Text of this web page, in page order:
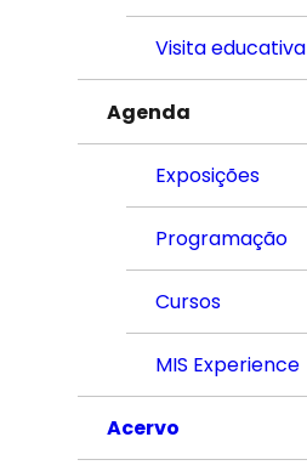
Visita educativa
Agenda
Exposições
Programação
Cursos
MIS Experience
Acervo